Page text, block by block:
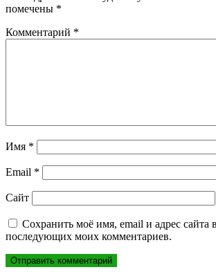
помечены *
Комментарий *
Имя *
Email *
Сайт
Сохранить моё имя, email и адрес сайта
последующих моих комментариев.